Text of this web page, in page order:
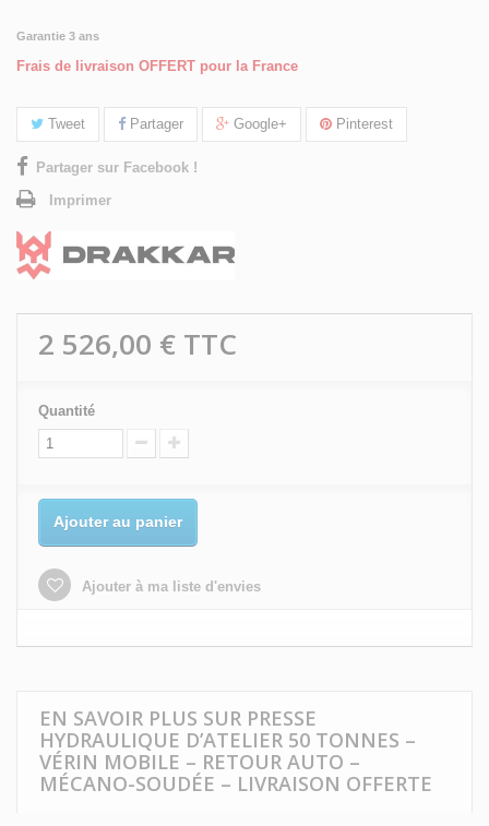
Garantie 3 ans
Frais de livraison OFFERT pour la France
Tweet Partager Google+ Pinterest
Partager sur Facebook !
Imprimer
2 526,00 € TTC
Quantité
Ajouter au panier
Ajouter à ma liste d'envies
EN SAVOIR PLUS SUR PRESSE
HYDRAULIQUE D’ATELIER 50 TONNES –
VÉRIN MOBILE – RETOUR AUTO –
MÉCANO-SOUDÉE – LIVRAISON OFFERTE